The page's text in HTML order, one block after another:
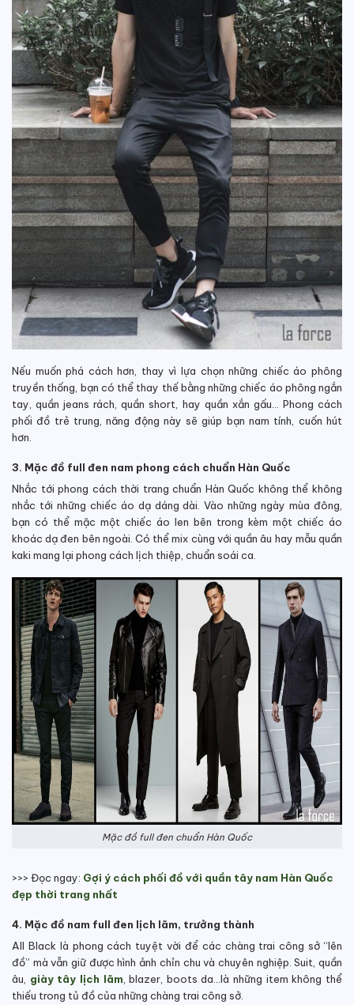
Nếu muốn phá cách hơn, thay vì lựa chọn những chiếc áo phông
truyền thống, bạn có thể thay thế bằng những chiếc áo phông ngắn
tay, quần jeans rách, quần short, hay quần xắn gấu… Phong cách
phối đồ trẻ trung, năng động này sẽ giúp bạn nam tính, cuốn hút
hơn.
3. Mặc đồ full đen nam phong cách chuẩn Hàn Quốc
Nhắc tới phong cách thời trang chuẩn Hàn Quốc không thể không
nhắc tới những chiếc áo dạ dáng dài. Vào những ngày mùa đông,
bạn có thể mặc một chiếc áo len bên trong kèm một chiếc áo
khoác dạ đen bên ngoài. Có thể mix cùng với quần âu hay mẫu quần
kaki mang lại phong cách lịch thiệp, chuẩn soái ca.
Mặc đồ full đen chuẩn Hàn Quốc
>>> Đọc ngay: Gợi ý cách phối đồ với quần tây nam Hàn Quốc
đẹp thời trang nhất
4. Mặc đồ nam full đen lịch lãm, trưởng thành
All Black là phong cách tuyệt vời để các chàng trai công sở “lên
đồ” mà vẫn giữ được hình ảnh chỉn chu và chuyên nghiệp. Suit, quần
âu, giày tây lịch lãm , blazer, boots da…là những item không thể
thiếu trong tủ đồ của những chàng trai công sở.